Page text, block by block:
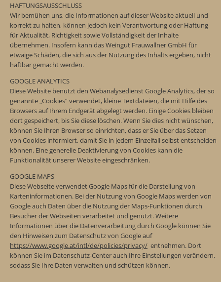
HAFTUNGSAUSSCHLUSS
Wir bemühen uns, die Informationen auf dieser Website aktuell und
korrekt zu halten, können jedoch kein Verantwortung oder Haftung
für Aktualität, Richtigkeit sowie Vollständigkeit der Inhalte
übernehmen. Insofern kann das Weingut Frauwallner GmbH für
etwaige Schäden, die sich aus der Nutzung des Inhalts ergeben, nicht
haftbar gemacht werden.
GOOGLE ANALYTICS
Diese Website benutzt den Webanalysedienst Google Analytics, der so
genannte „Cookies“ verwendet, kleine Textdateien, die mit Hilfe des
Browsers auf Ihrem Endgerät abgelegt werden. Einige Cookies bleiben
dort gespeichert, bis Sie diese löschen. Wenn Sie dies nicht wünschen,
können Sie Ihren Browser so einrichten, dass er Sie über das Setzen
von Cookies informiert, damit Sie in jedem Einzelfall selbst entscheiden
können. Eine generelle Deaktivierung von Cookies kann die
Funktionalität unserer Website eingeschränken.
GOOGLE MAPS
Diese Webseite verwendet Google Maps für die Darstellung von
Karteninformationen. Bei der Nutzung von Google Maps werden von
Google auch Daten über die Nutzung der Maps-Funktionen durch
Besucher der Webseiten verarbeitet und genutzt. Weitere
Informationen über die Datenverarbeitung durch Google können Sie
den Hinweisen zum Datenschutz von Google auf
https://www.google.at/intl/de/policies/privacy/ entnehmen. Dort
können Sie im Datenschutz-Center auch Ihre Einstellungen verändern,
sodass Sie Ihre Daten verwalten und schützen können.